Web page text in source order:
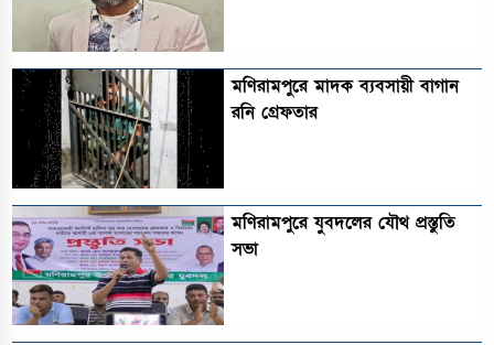
মণিরামপুরে মাদক ব্যবসায়ী বাগান
রনি গ্রেফতার
মণিরামপুরে যুবদলের যৌথ প্রস্তুতি
সভা